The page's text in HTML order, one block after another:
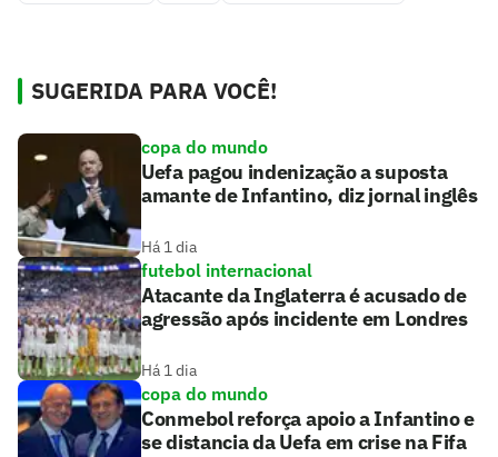
SUGERIDA PARA VOCÊ!
copa do mundo
Uefa pagou indenização a suposta
amante de Infantino, diz jornal inglês
Há 1 dia
futebol internacional
Atacante da Inglaterra é acusado de
agressão após incidente em Londres
Há 1 dia
copa do mundo
Conmebol reforça apoio a Infantino e
se distancia da Uefa em crise na Fifa